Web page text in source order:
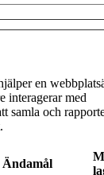
en
interagerar med
samla och
Ändamål